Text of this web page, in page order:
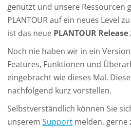
genutzt und unsere Ressourcen
PLANTOUR auf ein neues Level
ist das neue PLANTOUR Release
Noch nie haben wir in ein
Features, Funktionen und
eingebracht wie dieses Mal.
nachfolgend kurz vorstellen.
Selbstverständlich können Sie
unserem Support melden, gerne